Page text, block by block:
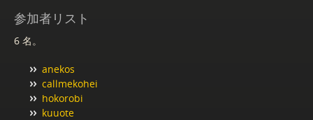
参加者リスト
6 名。
anekos
callmekohei
hokorobi
kuuote